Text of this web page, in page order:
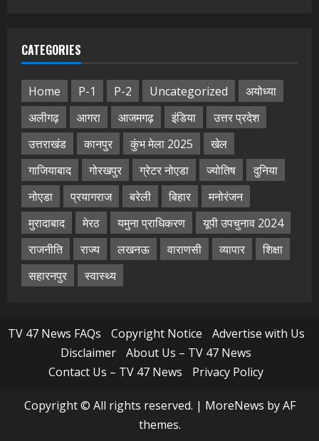
CATEGORIES
Home P-1 P-2 Uncategorized
अयोध्या
अलीगढ़
आगरा आजमगढ़ इंडिया
उत्तर प्रदेश
उत्तराखंड
कानपुर कुंभ मेला 2025
खेल
गाजियाबाद
गोरखपुर ग्रेटर नोएडा ज्योतिष
दुनिया
नोएडा
प्रयागराज बरेली बिहार
मनोरंजन
मुरादाबाद
मेरठ यमुना प्राधिकरण
यूपी उपचुनाव 2024
राजनीति
राज्य लखनऊ वाराणसी व्यापार
शिक्षा
सहारनपुर
स्वास्थ्य
TV 47 News FAQs Copyright Notice
Advertise with Us
Disclaimer
About Us – TV 47 News
Contact Us – TV 47 News
Privacy Policy
Copyright © All rights reserved. | MoreNews by AF
themes.